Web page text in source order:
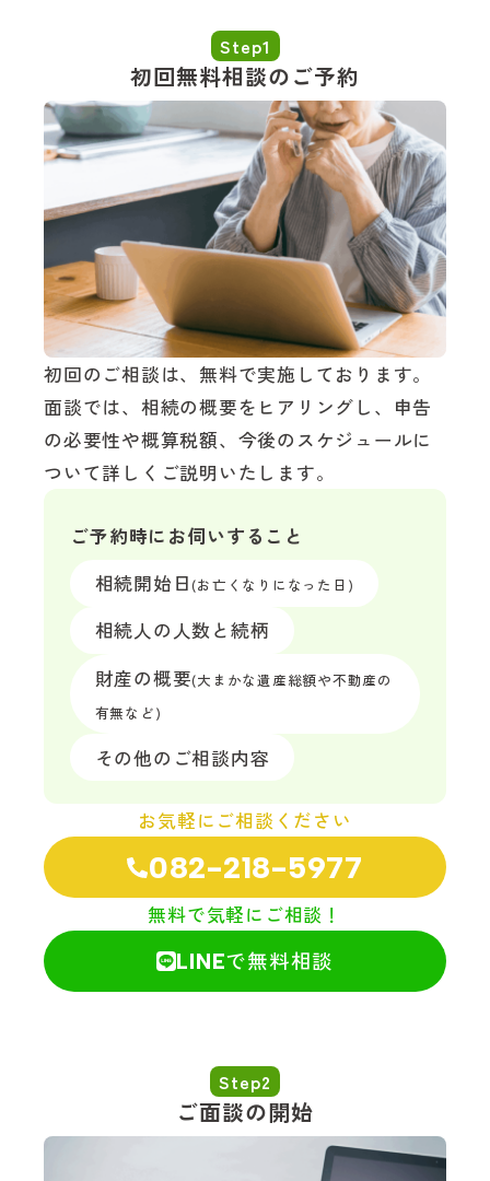
Step1
初回無料相談のご予約
初回のご相談は、無料で実施しております。
面談では、相続の概要をヒアリングし、申告
の必要性や概算税額、今後のスケジュールに
ついて詳しくご説明いたします。
ご予約時にお伺いすること
相続開始日 (お亡くなりになった日)
相続人の人数と続柄
財産の概要(大まかな遺産総額や不動産の
有無など)
その他のご相談内容
お気軽にご相談ください
082-218-5977
無料で気軽にご相談！
LINEで無料相談
Step2
ご面談の開始